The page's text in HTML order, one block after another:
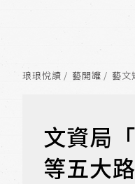
琅琅悅讀 藝開罐 藝文
文資局
等五大